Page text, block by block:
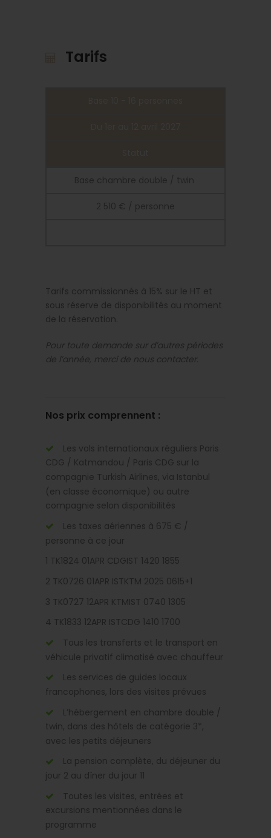
Tarifs
Base chambre double / twin
2 510 € / personne
Tarifs commissionnés à 15% sur le HT et
sous réserve de disponibilités au moment
de la réservation.
Pour toute demande sur d’autres périodes
de l’année, merci de nous contacter.
Nos prix comprennent :
Les vols internationaux réguliers Paris
CDG / Katmandou / Paris CDG sur la
compagnie Turkish Airlines, via Istanbul
(en classe économique) ou autre
compagnie selon disponibilités
Les taxes aériennes à 675 € /
personne à ce jour
1 TK1824 01APR CDGIST 1420 1855
2 TK0726 01APR ISTKTM 2025 0615+1
3 TK0727 12APR KTMIST 0740 1305
4 TK1833 12APR ISTCDG 1410 1700
Tous les transferts et le transport en
véhicule privatif climatisé avec chauffeur
Les services de guides locaux
francophones, lors des visites prévues
L’hébergement en chambre double /
twin, dans des hôtels de catégorie 3*,
avec les petits déjeuners
La pension complète, du déjeuner du
jour 2 au dîner du jour 11
Toutes les visites, entrées et
excursions mentionnées dans le
programme